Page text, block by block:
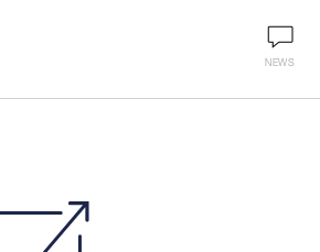
NEWS